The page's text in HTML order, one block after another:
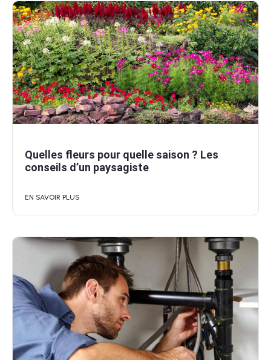
Quelles fleurs pour quelle saison ? Les
conseils d’un paysagiste
EN SAVOIR PLUS